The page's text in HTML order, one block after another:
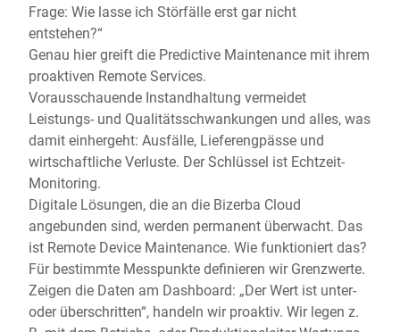
Frage: Wie lasse ich Störfälle erst gar nicht
entstehen?“
Genau hier greift die Predictive Maintenance mit ihrem
proaktiven Remote Services.
Vorausschauende Instandhaltung vermeidet
Leistungs- und Qualitätsschwankungen und alles, was
damit einhergeht: Ausfälle, Lieferengpässe und
wirtschaftliche Verluste. Der Schlüssel ist Echtzeit-
Monitoring.
Digitale Lösungen, die an die Bizerba Cloud
angebunden sind, werden permanent überwacht. Das
ist Remote Device Maintenance. Wie funktioniert das?
Für bestimmte Messpunkte definieren wir Grenzwerte.
Zeigen die Daten am Dashboard: „Der Wert ist unter-
oder überschritten“, handeln wir proaktiv. Wir legen z.